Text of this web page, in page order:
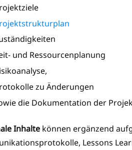
und Ressourcenplanung
zu Änderungen
die Dokumentation der
Inhalte können ergänzend
Lessons